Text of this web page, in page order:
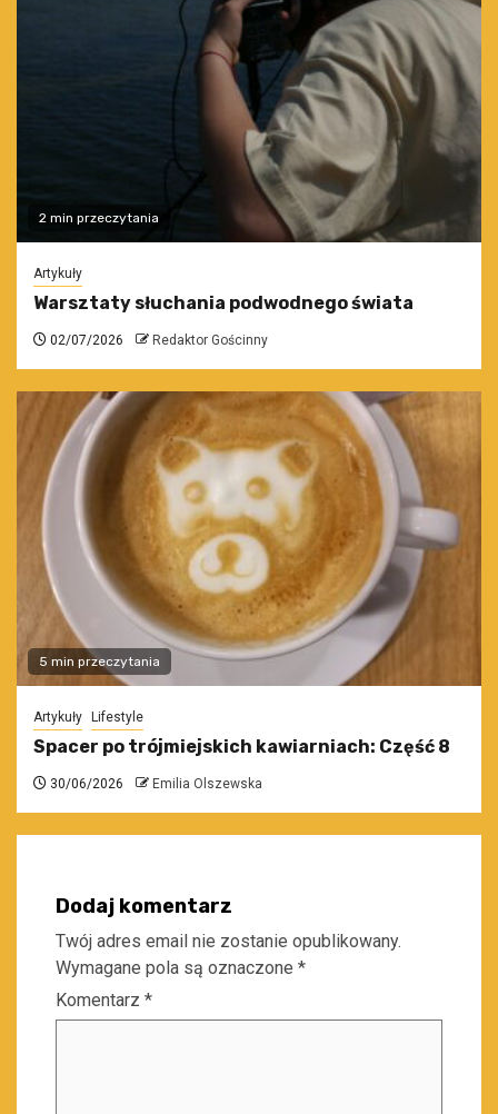
2 min przeczytania
Artykuły
Warsztaty słuchania podwodnego świata
02/07/2026 Redaktor Gościnny
5 min przeczytania
Artykuły Lifestyle
Spacer po trójmiejskich kawiarniach: Część 8
30/06/2026 Emilia Olszewska
Dodaj komentarz
Twój adres email nie zostanie opublikowany.
Wymagane pola są oznaczone *
Komentarz *